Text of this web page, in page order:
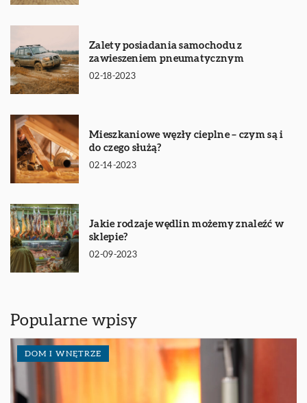
Zalety posiadania samochodu z
zawieszeniem pneumatycznym
02-18-2023
Mieszkaniowe węzły cieplne – czym są i
do czego służą?
02-14-2023
Jakie rodzaje wędlin możemy znaleźć w
sklepie?
02-09-2023
Popularne wpisy
DOM I WNĘTRZE